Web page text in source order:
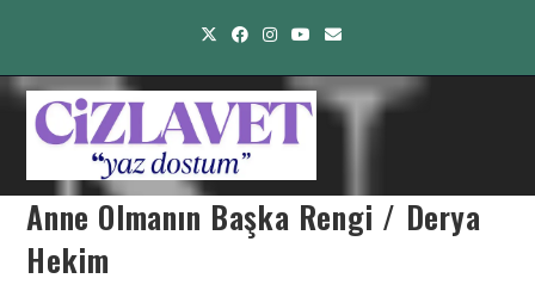
Anne Olmanın Başka Rengi / Derya
Hekim